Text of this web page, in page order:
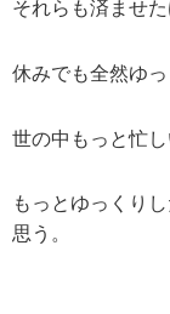
それらも済ませ
休みでも全然ゆ
世の中もっと忙
もっとゆっくり
思う。